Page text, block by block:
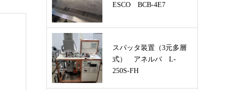
ESCO BCB-4E7
スパッタ装置（3元多層
式） アネルバ L-
250S-FH